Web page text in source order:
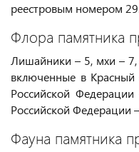
реестровым номером
Флора памятника
Лишайники – 5, мхи – 7,
включенные в
Российской
Российской Федерации
Фауна памятника